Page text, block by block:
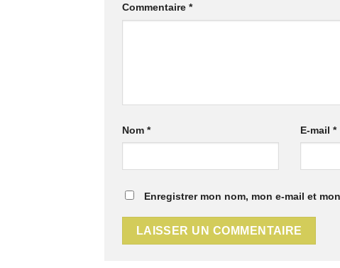
Commentaire *
Nom * E-mail *
Enregistrer mon nom, mon e-mail et